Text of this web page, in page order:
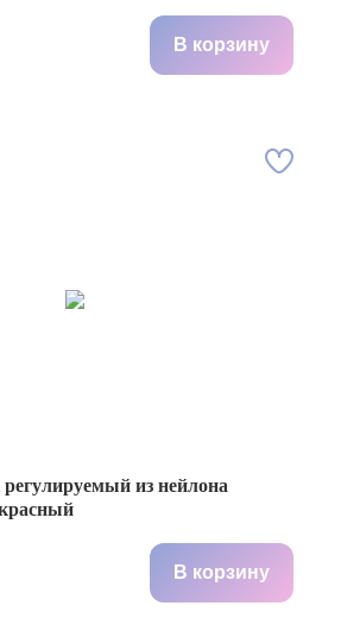
В корзину
из нейлона
В корзину